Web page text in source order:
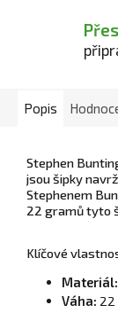
Popis
Stephen
jsou šipky
Stephenem
22 gramů tyto
Klíčové
Materiál:
Váha: 22